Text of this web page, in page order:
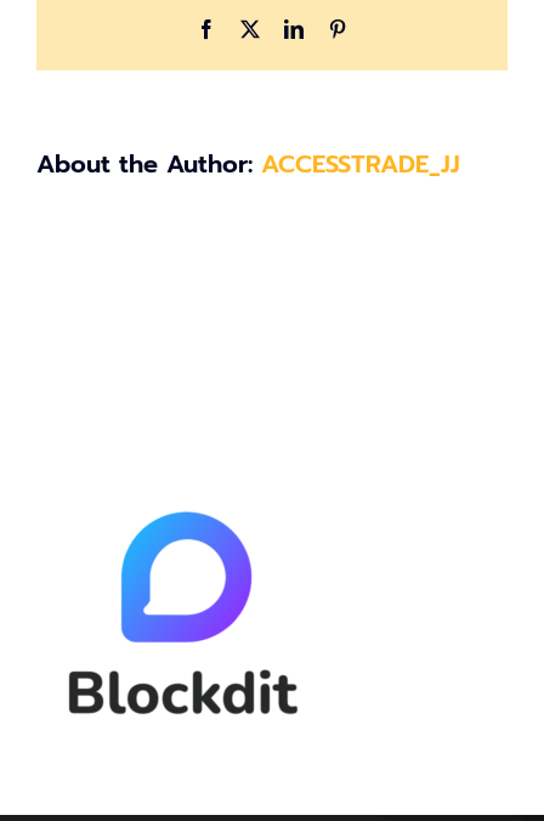
Facebook LinkedIn
About the Author: ACCESSTRADE_JJ